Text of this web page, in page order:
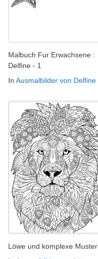
Malbuch Fur Erwachsene :
Delfine - 1
In Ausmalbilder von Delfine
Löwe und komplexe Muster